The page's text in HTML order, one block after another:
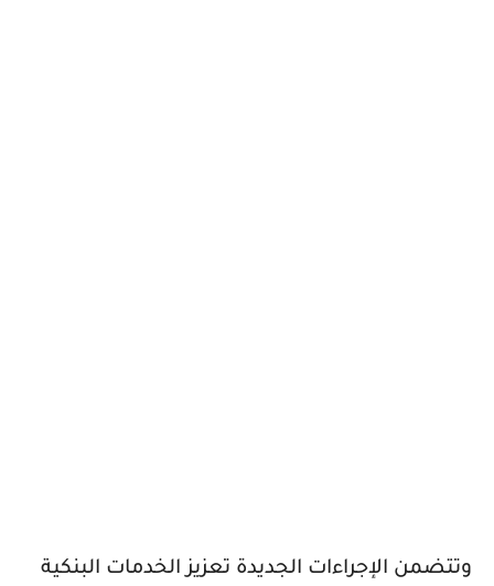
وتتضمن الإجراءات الجديدة تعزيز الخدمات البنكية